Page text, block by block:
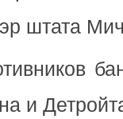
штата
и